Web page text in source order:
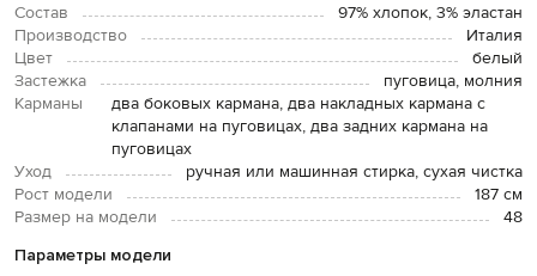
Состав
97% хлопок, 3% эластан
Производство
Италия
Цвет
белый
Застежка
пуговица, молния
Карманы
два боковых кармана, два накладных кармана с
клапанами на пуговицах, два задних кармана на
пуговицах
Уход
ручная или машинная стирка, сухая чистка
Рост модели
187 см
Размер на модели
48
Параметры модели